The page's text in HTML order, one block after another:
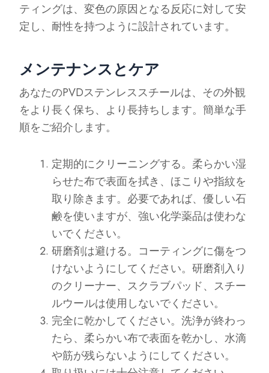
ティングは、変色の原因となる反応に対して安
定し、耐性を持つように設計されています。
メンテナンスとケア
あなたのPVDステンレススチールは、その外観
をより長く保ち、より長持ちします。簡単な手
順をご紹介します。
定期的にクリーニングする。柔らかい湿
らせた布で表面を拭き、ほこりや指紋を
取り除きます。必要であれば、優しい石
鹸を使いますが、強い化学薬品は使わな
いでください。
研磨剤は避ける。コーティングに傷をつ
けないようにしてください。研磨剤入り
のクリーナー、スクラブパッド、スチー
ルウールは使用しないでください。
完全に乾かしてください。洗浄が終わっ
たら、柔らかい布で表面を乾かし、水滴
や筋が残らないようにしてください。